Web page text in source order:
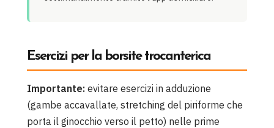
Esercizi per la borsite trocanterica
Importante: evitare esercizi in adduzione
(gambe accavallate, stretching del piriforme che
porta il ginocchio verso il petto) nelle prime